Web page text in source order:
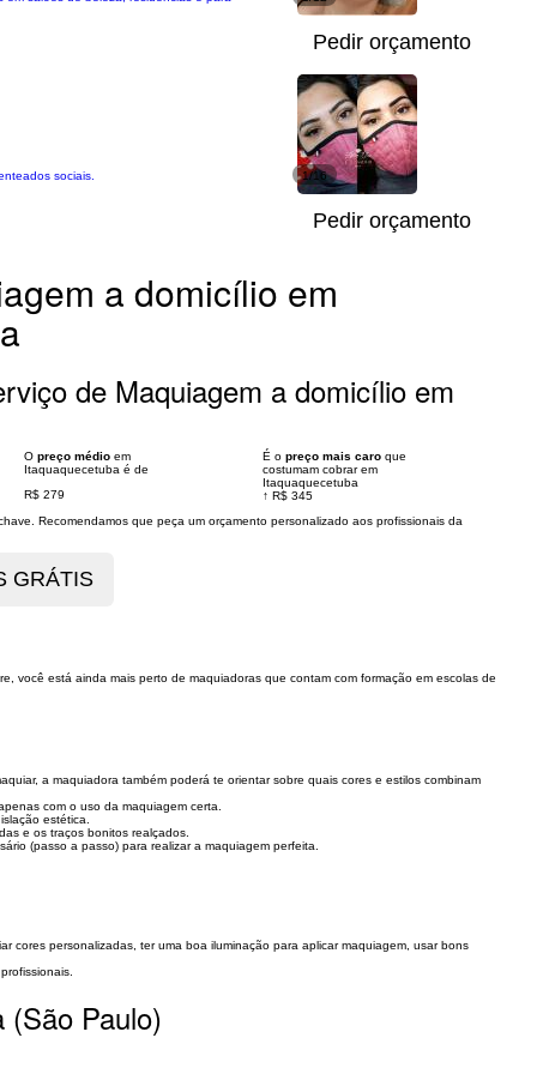
Pedir orçamento
sociais. 1/16
Pedir orçamento
a domicílio em
de Maquiagem a domicílio em
O preço médio em
Itaquaquecetuba é de
R$ 279
É o preço mais caro que
costumam cobrar em
Itaquaquecetuba
↑ R$ 345
Recomendamos que peça um orçamento personalizado aos profissionais da
você está ainda mais perto de maquiadoras que contam com formação em escolas de
a maquiadora também poderá te orientar sobre quais cores e estilos combinam
com o uso da maquiagem certa.
estética.
e os traços bonitos realçados.
(passo a passo) para realizar a maquiagem perfeita.
cores personalizadas, ter uma boa iluminação para aplicar maquiagem, usar bons
Paulo)